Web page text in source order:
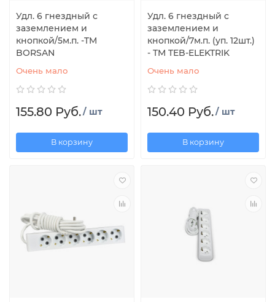
Удл. 6 гнездный с
заземлением и
кнопкой/5м.п. -TM
BORSAN
Очень мало
155.80 Руб./ шт
В корзину
Удл. 6 гнездный с
заземлением и
кнопкой/7м.п. (уп. 12шт.)
- TM TEB-ELEKTRIK
Очень мало
150.40 Руб./ шт
В корзину